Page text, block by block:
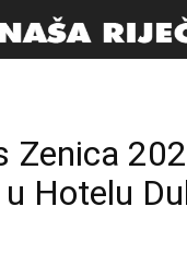
Zenica
Hotelu